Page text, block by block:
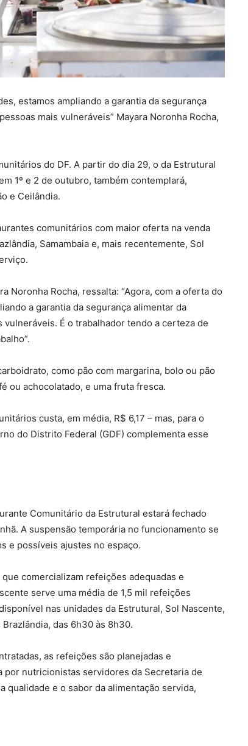
estamos ampliando a garantia da segurança
mais vulneráveis” Mayara Noronha Rocha,
do DF. A partir do dia 29, o da Estrutural
1º e 2 de outubro, também contemplará,
e Ceilândia.
comunitários com maior oferta na venda
Samambaia e, mais recentemente, Sol
Noronha Rocha, ressalta: “Agora, com a oferta do
a garantia da segurança alimentar da
vulneráveis. É o trabalhador tendo a certeza de
como pão com margarina, bolo ou pão
ou achocolatado, e uma fruta fresca.
custa, em média, R$ 6,17 – mas, para o
do Distrito Federal (GDF) complementa esse
Comunitário da Estrutural estará fechado
A suspensão temporária no funcionamento se
e possíveis ajustes no espaço.
comercializam refeições adequadas e
serve uma média de 1,5 mil refeições
nas unidades da Estrutural, Sol Nascente,
das 6h30 às 8h30.
as refeições são planejadas e
nutricionistas servidores da Secretaria de
qualidade e o sabor da alimentação servida,